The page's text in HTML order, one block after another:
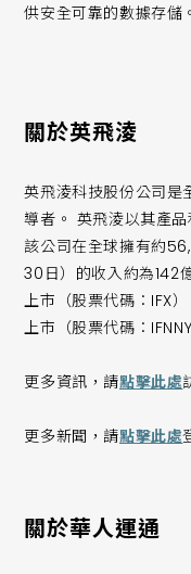
供安全可靠的數據存儲。
關於英飛淩
英飛淩科技股份公司是
導者。 英飛淩以其產
該公司在全球擁有約
30日）的收入約為142
上市（股票代碼：IFX
上市（股票代碼：
更多資訊，請點擊此處
更多新聞，請點擊此處
關於華人運通